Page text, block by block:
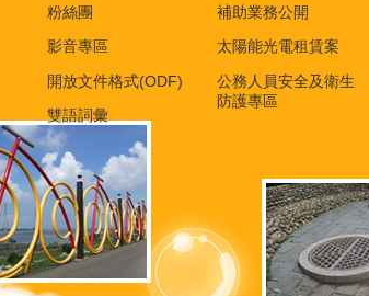
粉絲團
影音專區
開放文件格式(ODF)
雙語詞彙
補助業務公開
太陽能光電租賃案
公務人員安全及衛生
防護專區